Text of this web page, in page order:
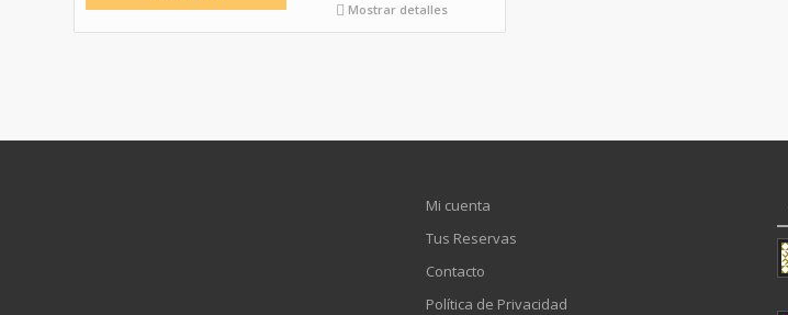
Mostrar detalles
Mi cuenta
Tus Reservas
Contacto
Política de Privacidad